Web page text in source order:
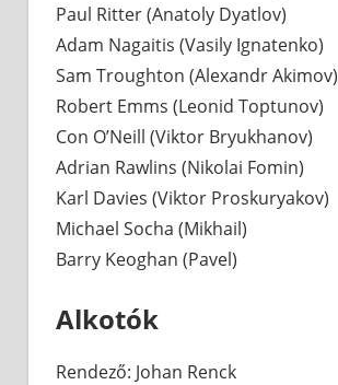
Paul Ritter (Anatoly Dyatlov)
Adam Nagaitis (Vasily Ignatenko)
Sam Troughton (Alexandr Akimov)
Robert Emms (Leonid Toptunov)
Con O’Neill (Viktor Bryukhanov)
Adrian Rawlins (Nikolai Fomin)
Karl Davies (Viktor Proskuryakov)
Michael Socha (Mikhail)
Barry Keoghan (Pavel)
Alkotók
Rendező: Johan Renck